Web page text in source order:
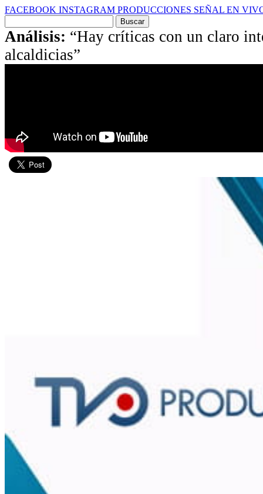
FACEBOOK INSTAGRAM PRODUCCIONES SEÑAL EN
por:
Análisis: “Hay críticas con un claro
alcaldicias”